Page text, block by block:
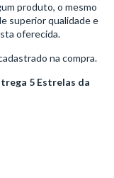
produto, o mesmo
superior qualidade e
oferecida.
na compra.
5 Estrelas da